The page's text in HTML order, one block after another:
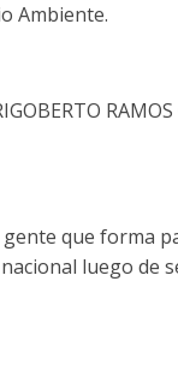
Ambiente.
que forma
luego de